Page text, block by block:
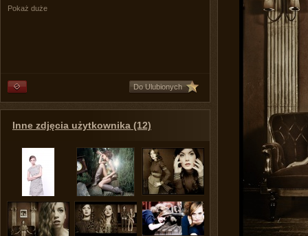
Pokaż duże
Do Ulubionych
Inne zdjęcia użytkownika (12)